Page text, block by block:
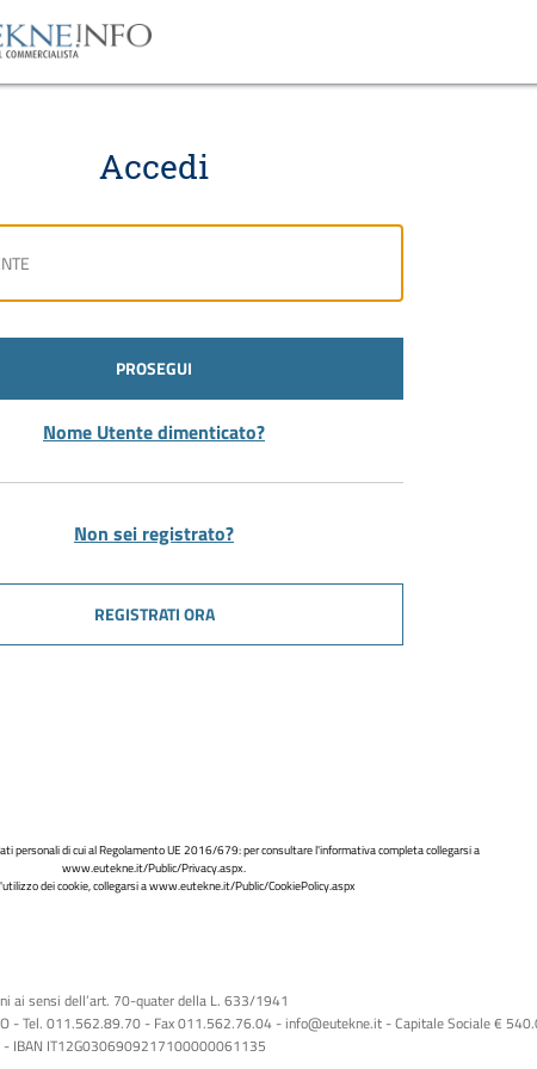
Accedi
PROSEGUI
Nome Utente dimenticato?
Non sei registrato?
REGISTRATI ORA
personali di cui al Regolamento UE 2016/679: per consultare l'informativa completa collegarsi a
www.eutekne.it/Public/Privacy.aspx.
dei cookie, collegarsi awww.eutekne.it/Public/CookiePolicy.aspx
ai sensi dell’art. 70-quater della L. 633/1941
- Tel. 011.562.89.70 - Fax 011.562.76.04 - info@eutekne.it - Capitale Sociale €
- IBAN IT12G0306909217100000061135